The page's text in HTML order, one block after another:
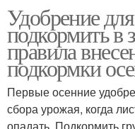
Удобрение
подкормить в
правила
подкормки
Первые осенние
сбора урожая, когда
опадать. Подкормить